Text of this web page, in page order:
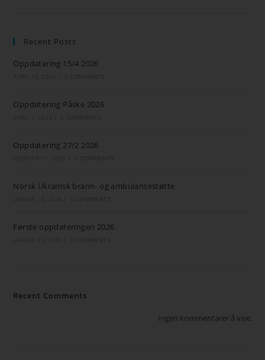
Recent Posts
Oppdatering 15/4 2026
Oppdatering Påske 2026
Oppdatering 27/2 2026
Norsk Ukrainsk brann- og ambulansestøtte
Første oppdateringen 2026
Recent Comments
Ingen kommentarer å vise.